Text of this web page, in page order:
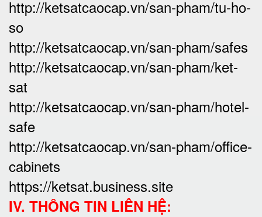
http://ketsatcaocap.vn/san-pham/tu-ho-
so
http://ketsatcaocap.vn/san-pham/safes
http://ketsatcaocap.vn/san-pham/ket-
sat
http://ketsatcaocap.vn/san-pham/hotel-
safe
http://ketsatcaocap.vn/san-pham/office-
cabinets
https://ketsat.business.site
IV. THÔNG TIN LIÊN HỆ: